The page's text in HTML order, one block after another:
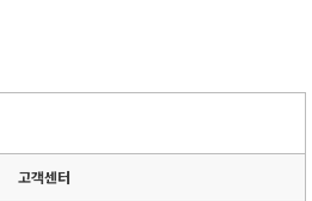
고객센터